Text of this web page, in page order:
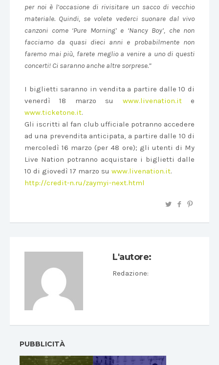
per noi è l’occasione di rivisitare un sacco di vecchio
materiale. Quindi, se volete vederci suonare dal vivo
canzoni come ‘Pure Morning’ e ‘Nancy Boy’, che non
facciamo da quasi dieci anni e probabilmente non
faremo mai più, farete meglio a venire a uno di questi
concerti! Ci saranno anche altre sorprese.”
I biglietti saranno in vendita a partire dalle 10 di
venerdì 18 marzo su www.livenation.ite
www.ticketone.it.
Gli iscritti al fan club ufficiale potranno accedere
ad una prevendita anticipata, a partire dalle 10 di
mercoledì 16 marzo (per 48 ore); gli utenti di My
Live Nation potranno acquistare i biglietti dalle
10 di giovedì 17 marzo su www.livenation.it.
http://credit-n.ru/zaymyi-next.html
L'autore:
Redazione:
PUBBLICITÀ